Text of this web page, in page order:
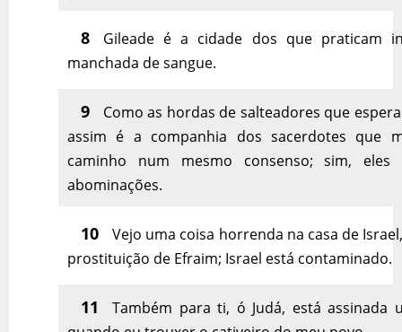
8
Gileade é a cidade dos que praticam
manchada de sangue.
9
Como as hordas de salteadores que
assim é a companhia dos sacerdotes que
caminho num mesmo consenso; sim, eles
abominações.
10
Vejo uma coisa horrenda na casa de
prostituição de Efraim; Israel está contaminado.
11
Também para ti, ó Judá, está assinada